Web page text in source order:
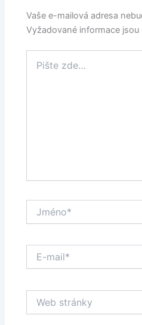
Vaše e-mailová adresa
Vyžadované informace
zde…
mail*
stránky